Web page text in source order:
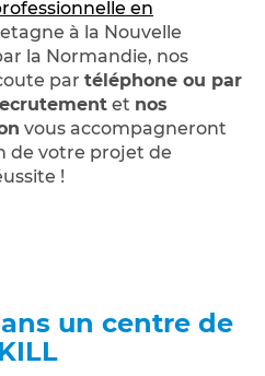
en
à la Nouvelle
la Normandie, nos
par téléphone ou par
et nos
vous accompagneront
de votre projet de
!
un centre de